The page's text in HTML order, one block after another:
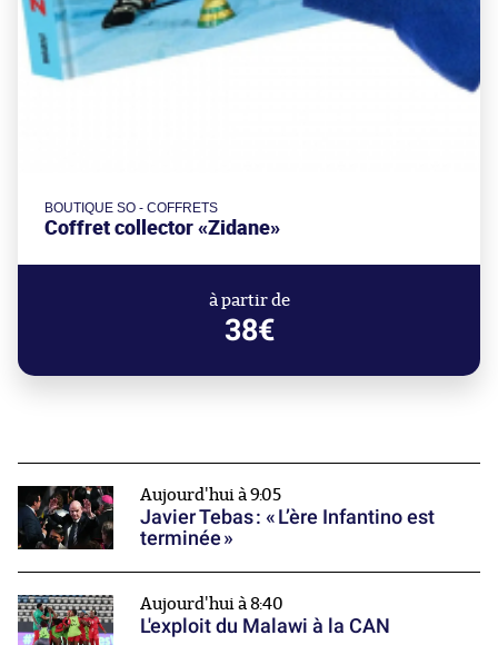
BOUTIQUE SO - COFFRETS
Coffret collector «Zidane»
à partir de
38€
Aujourd'hui à 9:05
Javier Tebas : « L’ère Infantino est
terminée »
Aujourd'hui à 8:40
L'exploit du Malawi à la CAN